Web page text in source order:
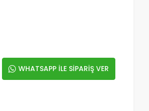
WHATSAPP İLE SİPARİŞ VER